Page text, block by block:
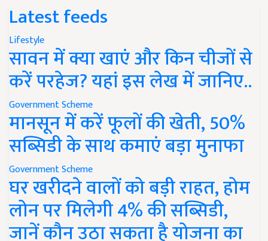
Latest feeds
Lifestyle
सावन में क्या खाएं और किन चीजों से
करें परहेज? यहां इस लेख में जानिए..
Government Scheme
मानसून में करें फूलों की खेती, 50%
सब्सिडी के साथ कमाएं बड़ा मुनाफा
Government Scheme
घर खरीदने वालों को बड़ी राहत, होम
लोन पर मिलेगी 4% की सब्सिडी,
जानें कौन उठा सकता है योजना का